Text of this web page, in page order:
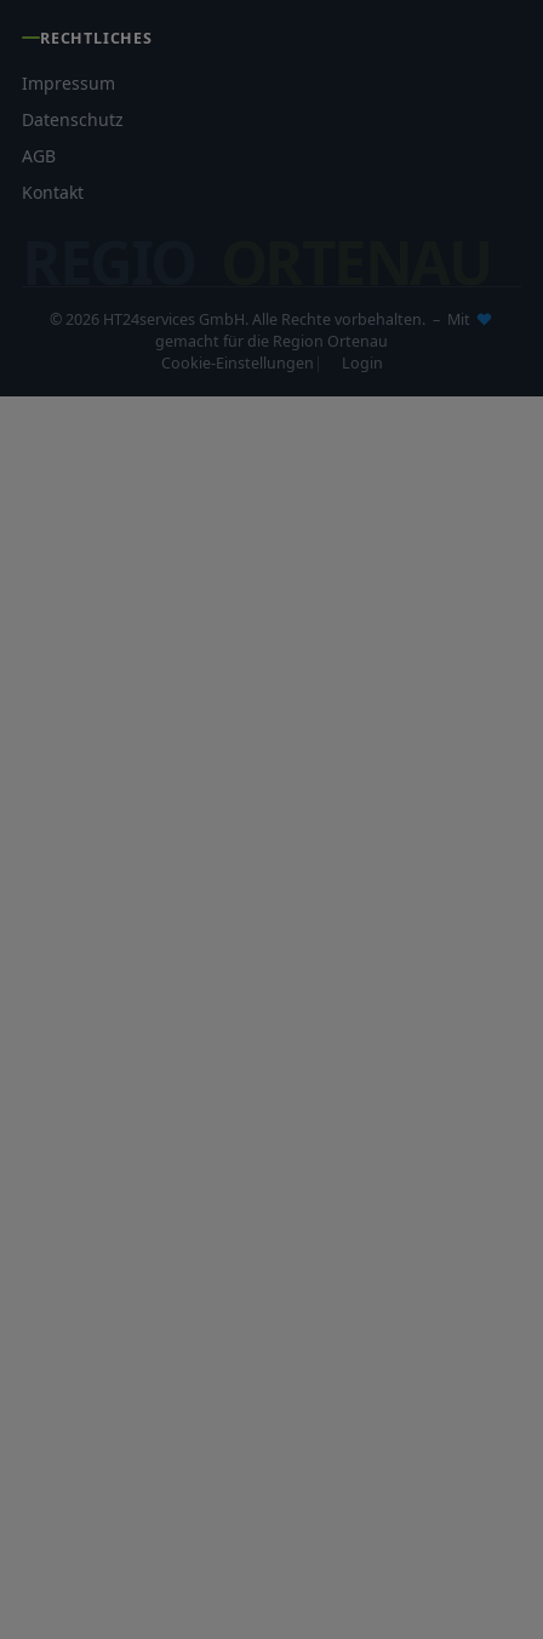
RECHTLICHES
Impressum
Datenschutz
AGB
Kontakt
© 2026 HT24services GmbH. Alle Rechte vorbehalten. – Mit
gemacht für die Region Ortenau
Cookie-Einstellungen
Login